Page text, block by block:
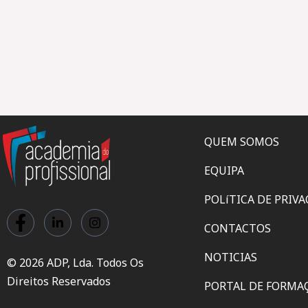
© 2026 ADP, Lda. Todos Os
Direitos Reservados
QUEM SOMOS
EQUIPA
POLíTICA DE
CONTACTOS
NOTICIAS
PORTAL DE